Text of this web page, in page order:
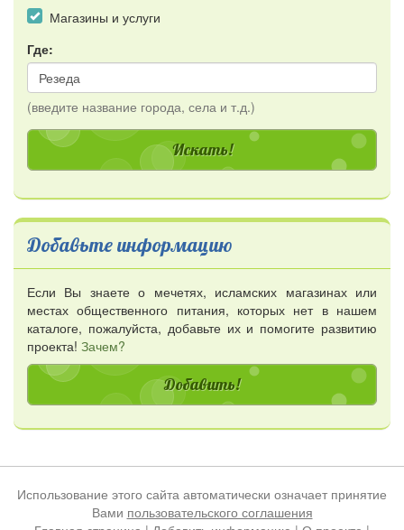
Магазины и услуги
Где:
(введите название города, села и т.д.)
Добавьте информацию
Если Вы знаете о мечетях, исламских магазинах или
местах общественного питания, которых нет в нашем
каталоге, пожалуйста, добавьте их и помогите развитию
проекта! Зачем?
Добавить!
Использование этого сайта автоматически означает принятие
Вами пользовательского соглашения